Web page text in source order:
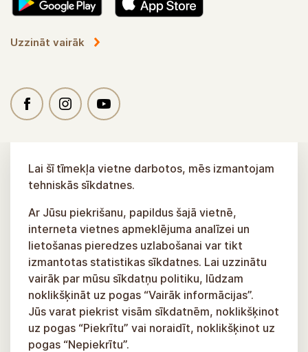
Uzzināt vairāk
Lai šī tīmekļa vietne darbotos, mēs izmantojam
tehniskās sīkdatnes.
Ar Jūsu piekrišanu, papildus šajā vietnē,
interneta vietnes apmeklējuma analīzei un
lietošanas pieredzes uzlabošanai var tikt
izmantotas statistikas sīkdatnes. Lai uzzinātu
vairāk par mūsu sīkdatņu politiku, lūdzam
noklikšķināt uz pogas “Vairāk informācijas”.
Jūs varat piekrist visām sīkdatnēm, noklikšķinot
uz pogas “Piekrītu” vai noraidīt, noklikšķinot uz
pogas “Nepiekrītu”.